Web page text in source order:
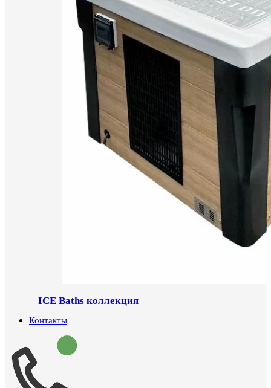
ICE Baths коллекция
Контакты